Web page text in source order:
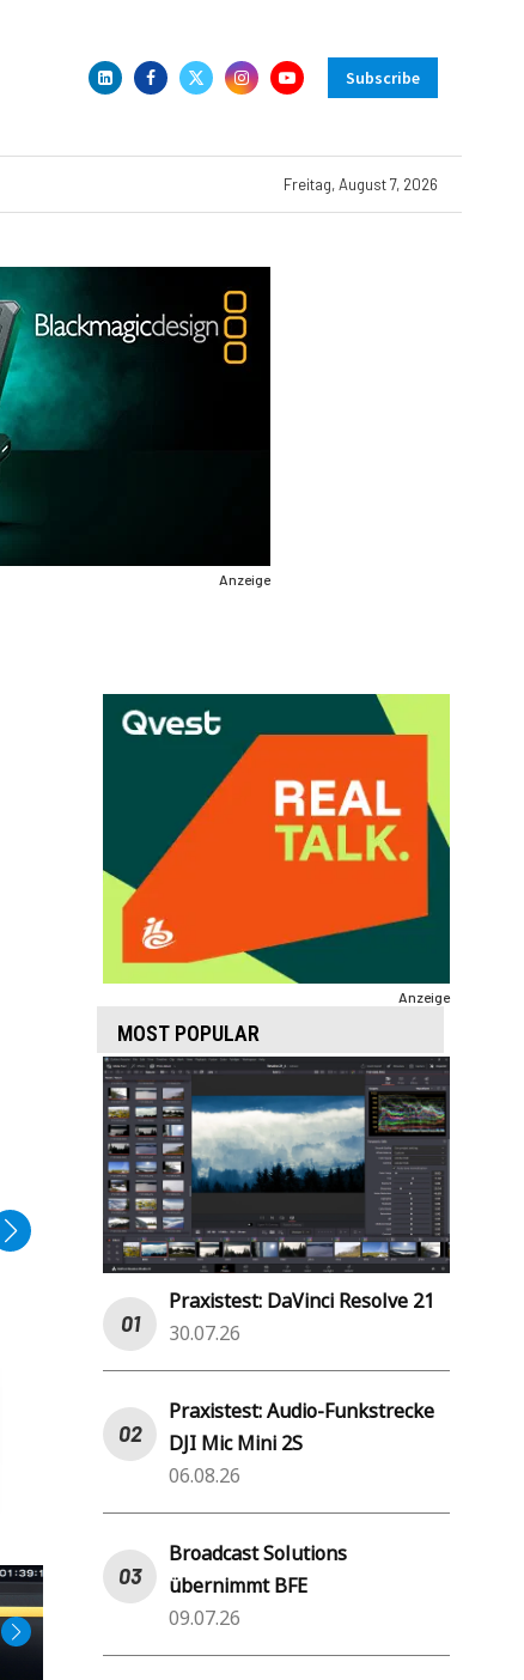
Subscribe
Freitag, August 7, 2026
Anzeige
Anzeige
MOST POPULAR
Praxistest: DaVinci Resolve 21
30.07.26
Praxistest: Audio-Funkstrecke
DJI Mic Mini 2S
06.08.26
Broadcast Solutions
übernimmt BFE
09.07.26